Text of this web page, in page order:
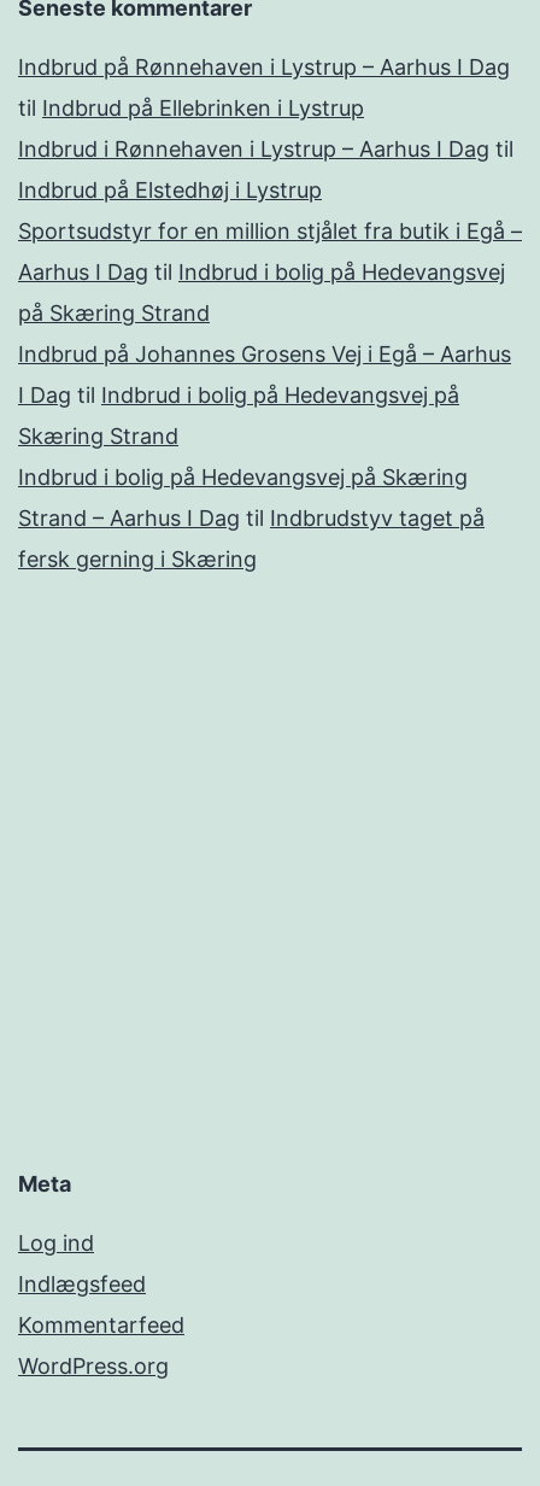
Seneste kommentarer
Indbrud på Rønnehaven i Lystrup – Aarhus I Dag
til Indbrud på Ellebrinken i Lystrup
Indbrud i Rønnehaven i Lystrup – Aarhus I Dag til
Indbrud på Elstedhøj i Lystrup
Sportsudstyr for en million stjålet fra butik i Egå –
Aarhus I Dag til Indbrud i bolig på Hedevangsvej
på Skæring Strand
Indbrud på Johannes Grosens Vej i Egå – Aarhus
I Dag til Indbrud i bolig på Hedevangsvej på
Skæring Strand
Indbrud i bolig på Hedevangsvej på Skæring
Strand – Aarhus I Dag til Indbrudstyv taget på
fersk gerning i Skæring
Meta
Log ind
Indlægsfeed
Kommentarfeed
WordPress.org